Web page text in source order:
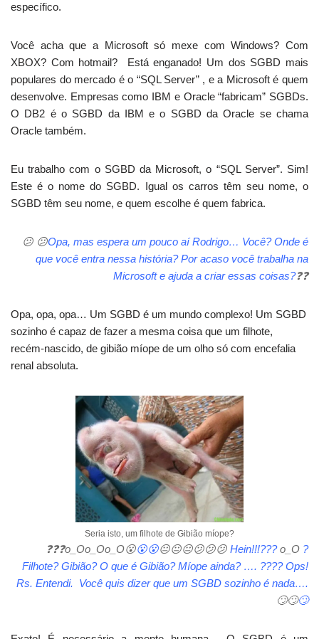
específico.
Você acha que a Microsoft só mexe com Windows? Com
XBOX? Com hotmail? Está enganado! Um dos SGBD mais
populares do mercado é o “SQL Server” , e a Microsoft é quem
desenvolve. Empresas como IBM e Oracle “fabricam” SGBDs.
O DB2 é o SGBD da IBM e o SGBD da Oracle se chama
Oracle também.
Eu trabalho com o SGBD da Microsoft, o “SQL Server”. Sim!
Este é o nome do SGBD. Igual os carros têm seu nome, o
SGBD têm seu nome, e quem escolhe é quem fabrica.
😕 😕Opa, mas espera um pouco aí Rodrigo… Você? Onde é
que você entra nessa história? Por acaso você trabalha na
Microsoft e ajuda a criar essas coisas?❓❓
Opa, opa, opa… Um SGBD é um mundo complexo! Um SGBD
sozinho é capaz de fazer a mesma coisa que um filhote,
recém-nascido, de gibião míope de um olho só com encefalia
renal absoluta.
Seria isto, um filhote de Gibião míope?
❓❓❓o_Oo_Oo_O😮😮😮😐😐😐😕😕😕 Hein!!!???o_O ?
Filhote? Gibião? O que é Gibião? Míope ainda? …. ???? Ops!
Rs. Entendi. Você quis dizer que um SGBD sozinho é nada….
🙄🙄🙄